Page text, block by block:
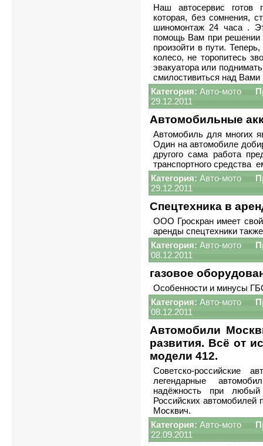
Наш автосервис готов
которая, без сомнения,
шиномонтаж 24 часа .
помощь Вам при решении
произойти в пути.
колесо, не торопитесь
эвакуатора или
смилостивиться над Вами
Категория: Авто-мото
29.12.2011
Автомобильные
Автомобиль для многих
Один на автомобиле
другого сама работа
транспортного средства
Категория: Авто-мото
29.12.2011
Спецтехника в
ООО Гроскран имеет
аренды спецтехники
Категория: Авто-мото
08.12.2011
газовое
Особенности и минусы
Категория: Авто-мото
08.12.2011
Автомобили
развития. Всё от
модели 412.
Советско-российские
легендарные
надёжность при
Российских автомобилей
Москвич.
Категория: Авто-мото
22.09.2011